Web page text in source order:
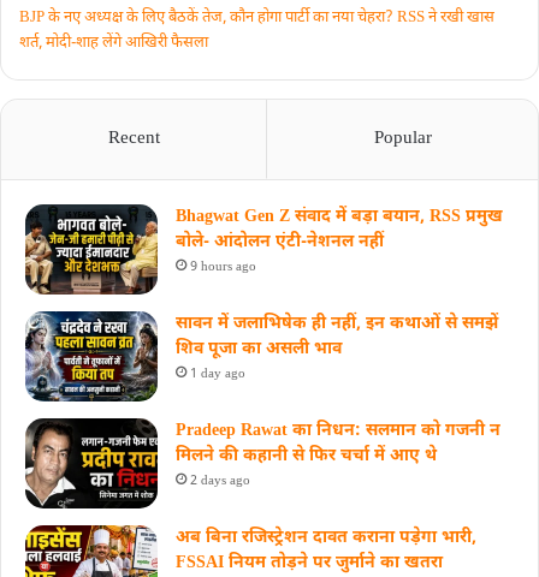
BJP के नए अध्यक्ष के लिए बैठकें तेज, कौन होगा पार्टी का नया चेहरा? RSS ने रखी खास
शर्त, मोदी-शाह लेंगे आखिरी फैसला
Recent Popular
Bhagwat Gen Z संवाद में बड़ा बयान, RSS प्रमुख
बोले- आंदोलन एंटी-नेशनल नहीं
9 hours ago
सावन में जलाभिषेक ही नहीं, इन कथाओं से समझें
शिव पूजा का असली भाव
1 day ago
Pradeep Rawat का निधन: सलमान को गजनी न
मिलने की कहानी से फिर चर्चा में आए थे
2 days ago
अब बिना रजिस्ट्रेशन दावत कराना पड़ेगा भारी,
FSSAI नियम तोड़ने पर जुर्माने का खतरा